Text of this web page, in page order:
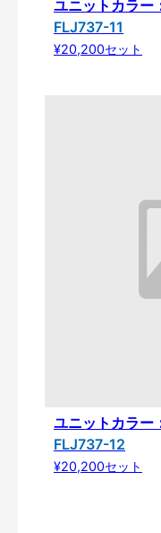
ユニットカラー
FLJ737-11
¥20,200セット
ユニットカラー
FLJ737-12
¥20,200セット